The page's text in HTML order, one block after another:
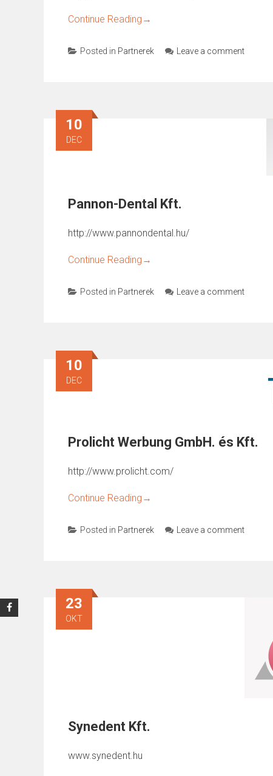
Continue Reading →
Posted in Partnerek Leave a comment
10
DEC
Pannon-Dental Kft.
http://www.pannondental.hu/
Continue Reading →
Posted in Partnerek Leave a comment
10
DEC
Prolicht Werbung GmbH. és Kft.
http://www.prolicht.com/
Continue Reading →
Posted in Partnerek Leave a comment
23
OKT
Synedent Kft.
www.synedent.hu